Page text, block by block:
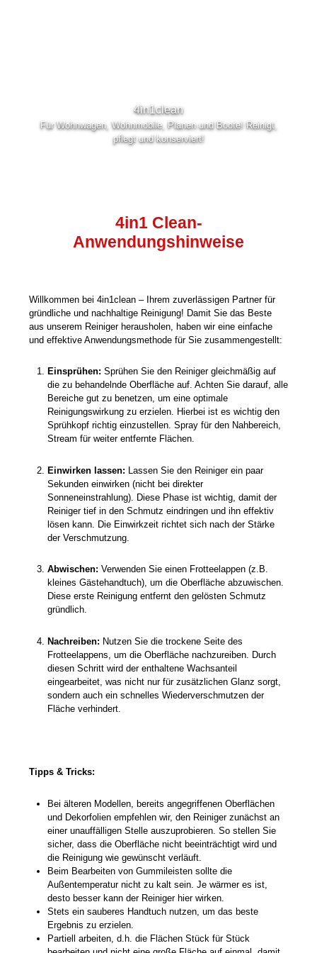
4in1clean
Für Wohnwagen, Wohnmobile, Planen und Boote! Reinigt,
pflegt und konserviert!
4in1 Clean-
Anwendungshinweise
Willkommen bei 4in1clean – Ihrem zuverlässigen Partner für
gründliche und nachhaltige Reinigung! Damit Sie das Beste
aus unserem Reiniger herausholen, haben wir eine einfache
und effektive Anwendungsmethode für Sie zusammengestellt:
Einsprühen: Sprühen Sie den Reiniger gleichmäßig auf
die zu behandelnde Oberfläche auf. Achten Sie darauf, alle
Bereiche gut zu benetzen, um eine optimale
Reinigungswirkung zu erzielen. Hierbei ist es wichtig den
Sprühkopf richtig einzustellen. Spray für den Nahbereich,
Stream für weiter entfernte Flächen.
Einwirken lassen: Lassen Sie den Reiniger ein paar
Sekunden einwirken (nicht bei direkter
Sonneneinstrahlung). Diese Phase ist wichtig, damit der
Reiniger tief in den Schmutz eindringen und ihn effektiv
lösen kann. Die Einwirkzeit richtet sich nach der Stärke
der Verschmutzung.
Abwischen: Verwenden Sie einen Frotteelappen (z.B.
kleines Gästehandtuch), um die Oberfläche abzuwischen.
Diese erste Reinigung entfernt den gelösten Schmutz
gründlich.
Nachreiben: Nutzen Sie die trockene Seite des
Frotteelappens, um die Oberfläche nachzureiben. Durch
diesen Schritt wird der enthaltene Wachsanteil
eingearbeitet, was nicht nur für zusätzlichen Glanz sorgt,
sondern auch ein schnelles Wiederverschmutzen der
Fläche verhindert.
Tipps & Tricks:
Bei älteren Modellen, bereits angegriffenen Oberflächen
und Dekorfolien empfehlen wir, den Reiniger zunächst an
einer unauffälligen Stelle auszuprobieren. So stellen Sie
sicher, dass die Oberfläche nicht beeinträchtigt wird und
die Reinigung wie gewünscht verläuft.
Beim Bearbeiten von Gummileisten sollte die
Außentemperatur nicht zu kalt sein. Je wärmer es ist,
desto besser kann der Reiniger hier wirken.
Stets ein sauberes Handtuch nutzen, um das beste
Ergebnis zu erzielen.
Partiell arbeiten, d.h. die Flächen Stück für Stück